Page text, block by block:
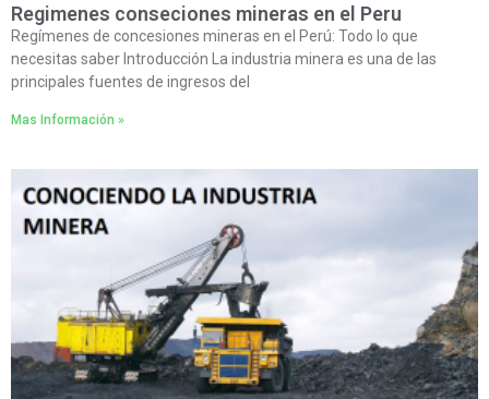
Regimenes conseciones mineras en el Peru
Regímenes de concesiones mineras en el Perú: Todo lo que
necesitas saber Introducción La industria minera es una de las
principales fuentes de ingresos del
Mas Información »